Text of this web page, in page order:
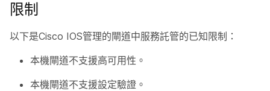
限制
以下是Cisco IOS管理的閘道中服務託管的已知限制：
本機閘道不支援高可用性。
本機閘道不支援設定驗證。